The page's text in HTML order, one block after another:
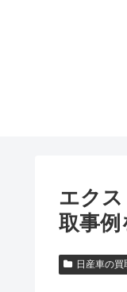
エク
取事例
日産車の買